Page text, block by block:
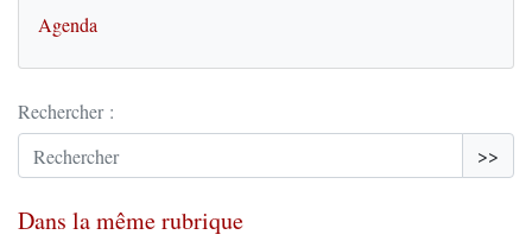
Agenda
Rechercher :
>>
Dans la même rubrique